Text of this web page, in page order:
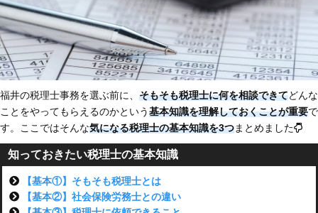
福井の税理士事務を選ぶ前に、 そもそも税理士に何を相談できてどんな
ことをやってもらえるのかという基本知識を理解しておくことが重要で
す。ここではそんな気になる税理士の基本知識を3つまとめました
知っておきたい税理士の基本知識
【基本①】そもそも税理士とは
【基本②】社会保険労務士との違い